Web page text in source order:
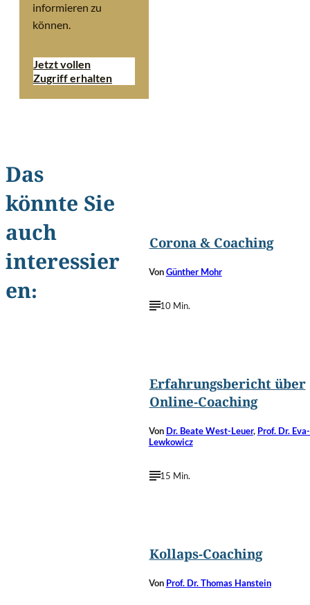
informieren zu
können.
Jetzt vollen
Zugriff erhalten
Das
könnte Sie
auch
interessier
en:
Corona & Coaching
VonGünther Mohr
10 Min.
Erfahrungsbericht über
Online-Coaching
Von Dr. Beate West-Leuer, Prof. Dr.
Lewkowicz
15 Min.
Kollaps-Coaching
Von Prof. Dr. Thomas Hanstein